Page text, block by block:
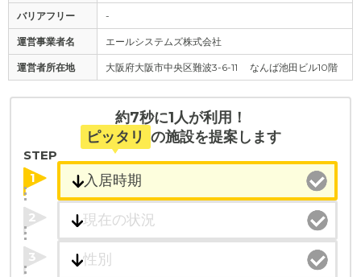
バリアフリー -
運営事業者名 エールシステムズ株式会社
運営者所在地 大阪府大阪市中央区難波3-6-11 なんば池田ビル10階
約7秒に1人が利用！
ピッタリ の施設を提案します
STEP
1
2
3